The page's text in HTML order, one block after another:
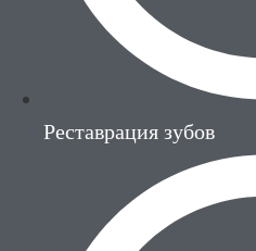
Реставрация зубов